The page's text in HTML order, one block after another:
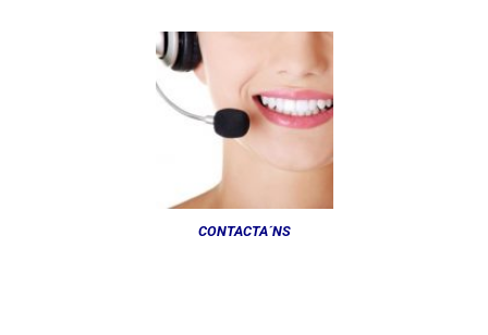
CONTACTA´NS